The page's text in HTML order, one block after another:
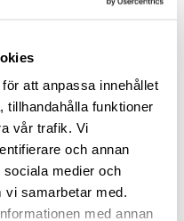
att anpassa innehållet
tillhandahålla funktioner
vår trafik. Vi
och annan
medier och
vi samarbetar med.
med annan
in the study of
as an article? What
my manuscript?
What comments
How long is the